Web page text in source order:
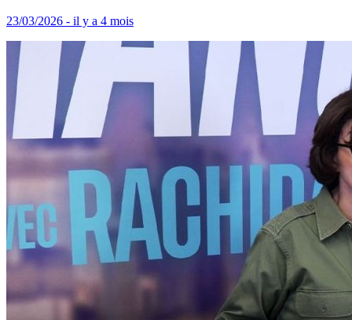
23/03/2026 - il y a 4 mois